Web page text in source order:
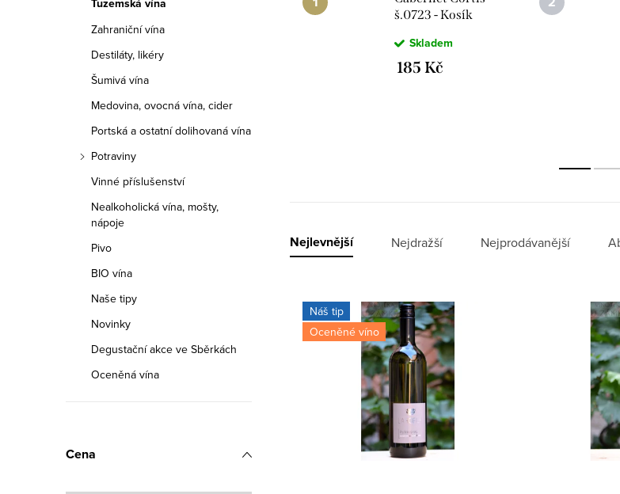
Tuzemská vína
Zahraniční vína
Destiláty, likéry
Šumivá vína
Medovina, ovocná vína, cider
Portská a ostatní dolihovaná vína
Potraviny
Vinné příslušenství
Nealkoholická vína, mošty,
nápoje
Pivo
BIO vína
Naše tipy
Novinky
Degustační akce ve Sběrkách
Oceněná vína
Cena
š.0723 - Kosík
Skladem
185 Kč
Ř
Nejlevnější Nejdražší Nejprodávanější
VNáš tip
Oceněné víno